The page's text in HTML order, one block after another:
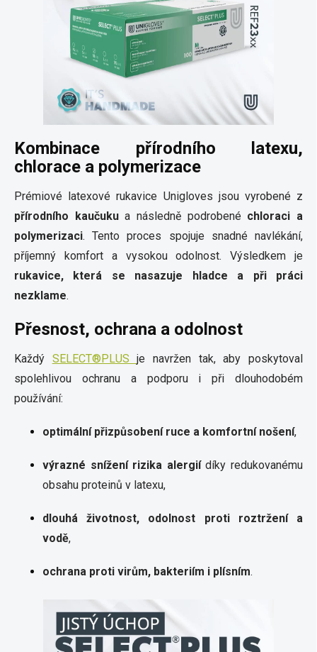
Kombinace přírodního latexu,
chlorace a polymerizace
Prémiové latexové rukavice Unigloves jsou vyrobené z
přírodního kaučukua následně podrobené chloraci a
polymerizaci. Tento proces spojuje snadné navlékání,
příjemný komfort a vysokou odolnost. Výsledkem je
rukavice, která se nasazuje hladce a při práci
nezklame.
Přesnost, ochrana a odolnost
Každý SELECT®PLUSje navržen tak, aby poskytoval
spolehlivou ochranu a podporu i při dlouhodobém
používání:
optimální přizpůsobení ruce a komfortní nošení,
výrazné snížení rizika alergiídíky redukovanému
obsahu proteinů v latexu,
dlouhá životnost, odolnost proti roztržení a
vodě,
ochrana proti virům, bakteriím i plísním.